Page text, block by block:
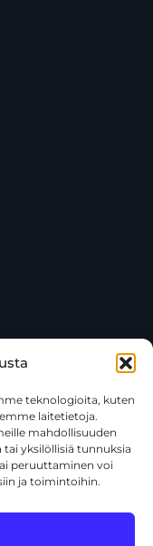
teknologioita, kuten
laitetietoja.
mahdollisuuden
yksilöllisiä tunnuksia
peruuttaminen voi
ja toimintoihin.